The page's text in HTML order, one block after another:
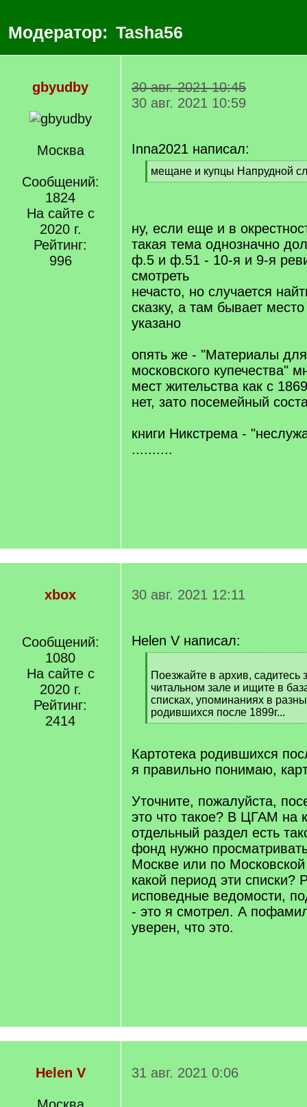
Модератор: Tasha56
gbyudby
Москва
Сообщений:
1824
На сайте с
2020 г.
Рейтинг:
996
30 авг. 2021 10:45
30 авг. 2021 10:59
Inna2021 написал:
[
q
мещане и купцы Напрудной
[
ну, если еще и в
такая тема однозначно
ф.5 и ф.51 - 10-я и 9-я
смотреть
нечасто, но случается
сказку, а там бывает
указано
опять же - "Материалы
московского купечества"
мест жительства как с
нет, зато посемейный
книги Никстрема -
..........
xbox
Сообщений:
1080
На сайте с
2020 г.
Рейтинг:
2414
30 авг. 2021 12:11
Helen V написал:
q
]
Поезжайте в архив, садитесь
читальном зале и ищите в
списках, упоминаниях в
родившихся после 1899г...
[
q
]
Картотека родившихся
я правильно понимаю,
Уточните, пожалуйста,
это что такое? В ЦГАМ на
отдельный раздел есть
фонд нужно
Москве или по Московской
какой период эти списки?
исповедные ведомости,
- это я смотрел. А
уверен, что это.
Helen V 31 авг. 2021 0:06